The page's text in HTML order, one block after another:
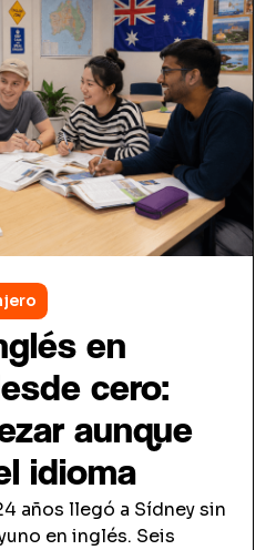
en
cero:
aunque
idioma
años llegó a Sídney sin
en inglés. Seis